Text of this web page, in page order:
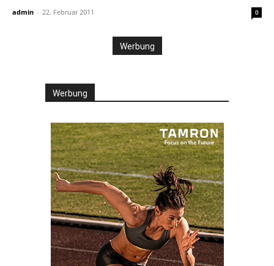
admin - 22. Februar 2011 0
Werbung
Werbung